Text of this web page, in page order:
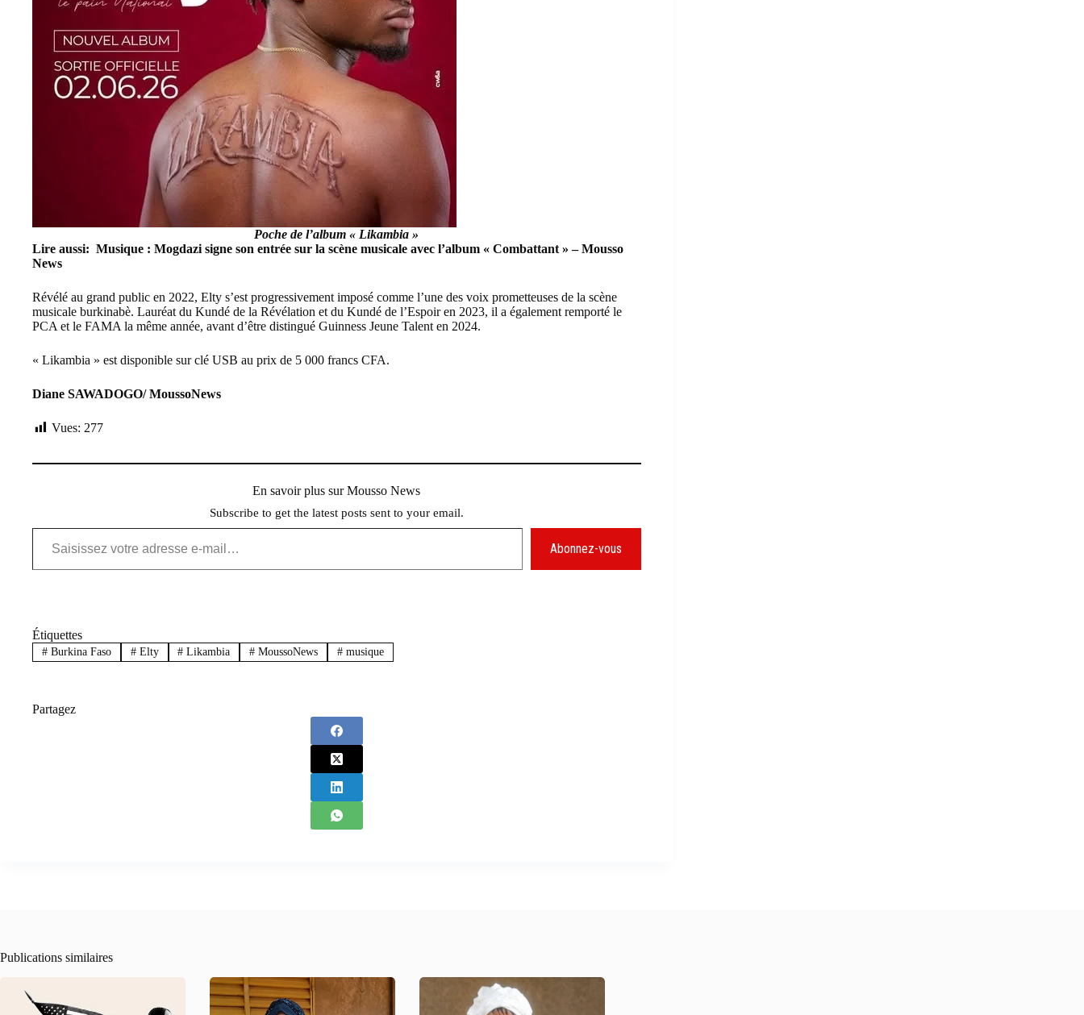
Poche de l’album « Likambia »
Lire aussi: Musique : Mogdazi signe son entrée sur la scène musicale avec l’album « Combattant » – Mousso
News
Révélé au grand public en 2022, Elty s’est progressivement imposé comme l’une des voix prometteuses de la scène
musicale burkinabè. Lauréat du Kundé de la Révélation et du Kundé de l’Espoir en 2023, il a également remporté le
PCA et le FAMA la même année, avant d’être distingué Guinness Jeune Talent en 2024.
« Likambia » est disponible sur clé USB au prix de 5 000 francs CFA.
Diane SAWADOGO/ MoussoNews
Vues: 277
En savoir plus sur Mousso News
Subscribe to get the latest posts sent to your email.
Saisissez votre adresse e-mail…
Abonnez-vous
Étiquettes
#Burkina Faso #Elty # Likambia # MoussoNews # musique
Partagez
Publications similaires